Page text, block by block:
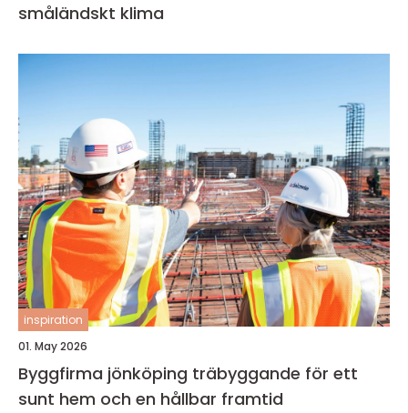
småländskt klima
inspiration
01. May 2026
Byggfirma jönköping träbyggande för ett
sunt hem och en hållbar framtid